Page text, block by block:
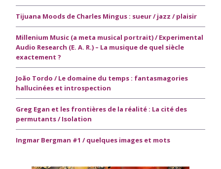
Tijuana Moods de Charles Mingus : sueur / jazz / plaisir
Millenium Music (a meta musical portrait) / Experimental
Audio Research (E. A. R.) – La musique de quel siècle
exactement ?
João Tordo / Le domaine du temps : fantasmagories
hallucinées et introspection
Greg Egan et les frontières de la réalité : La cité des
permutants / Isolation
Ingmar Bergman #1 / quelques images et mots